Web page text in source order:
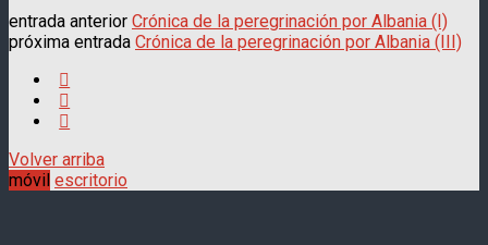
entrada anterior Crónica de la peregrinación por Albania (I)
próxima entrada Crónica de la peregrinación por Albania (III)
Volver arriba
móvil escritorio